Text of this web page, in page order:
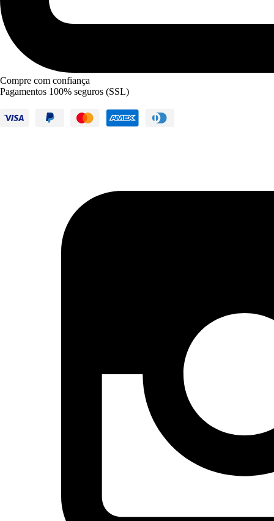
Compre com confiança
Pagamentos 100% seguros (SSL)